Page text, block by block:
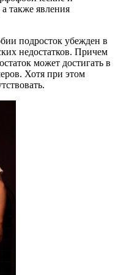
также явления
подросток убежден в
недостатков. Причем
может достигать в
Хотя при этом